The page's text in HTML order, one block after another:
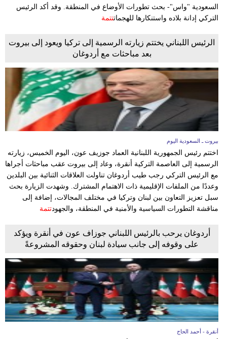
فيديو
السعودية "واس"- بحث تطورات الأوضاع في المنطقة. وقد أكد الرئيس
التركي إدانة بلاده واستنكارها للهجماتتتمة
الرئيس اللبناني يختتم زيارته الرسمية إلى تركيا ويعود إلى بيروت
بعد مباحثات مع أردوغان
بيروت ـ السعودية اليوم
اختتم رئيس الجمهورية اللبنانية العماد جوزيف عون، اليوم الخميس، زيارته
الرسمية إلى العاصمة التركية أنقرة، وعاد إلى بيروت عقب مباحثات أجراها
مع الرئيس التركي رجب طيب أردوغان تناولت العلاقات الثنائية بين البلدين
وعددًا من الملفات الإقليمية ذات الاهتمام المشترك. وشهدت الزيارة بحث
سبل تعزيز التعاون بين لبنان وتركيا في مختلف المجالات، إضافة إلى
مناقشة التطورات السياسية والأمنية في المنطقة، والجهودتتمة
أردوغان يرحب بالرئيس اللبناني جوزاف عون في أنقرة ويؤكد
على وقوفه إلى جانب سيادة لبنان وحقوقه المشروعةً
أنقرة - أحمد الحاج